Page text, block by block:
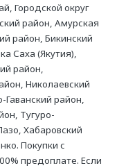
Городской округ
район, Амурская
район, Бикинский
Саха (Якутия),
район,
Николаевский
район,
Тугуро-
Хабаровский
Покупки с
предоплате. Если